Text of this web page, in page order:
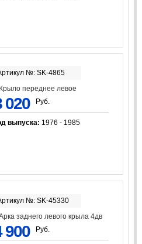
№: SK-4865
Крыло переднее левое
020 Руб.
выпуска: 1976 - 1985
№: SK-45330
заднего левого крыла 4дв
900 Руб.